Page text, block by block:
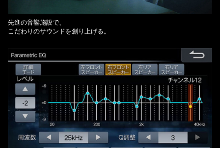
先進の音響施設で、
こだわりのサウンドを創り上げる。